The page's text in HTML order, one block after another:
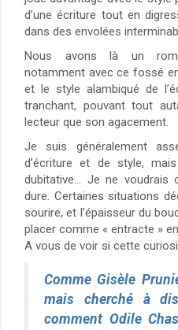
d’une écriture tout en
dans des envolées
Nous avons là un
notamment avec ce fossé
et le style alambiqué de
tranchant, pouvant tout
lecteur que son agacement.
Je suis généralement
d’écriture et de style,
dubitative… Je ne voudrais
dure. Certaines situations
sourire, et l’épaisseur du
placer comme « entracte »
A vous de voir si cette
Comme Gisèle
mais cherché à
comment Odile